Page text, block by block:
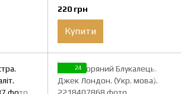
220 грн
Купити
24